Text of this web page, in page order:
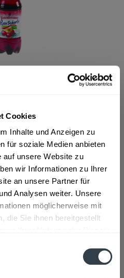
Cookies
Inhalte und Anzeigen zu
für soziale Medien anbieten
auf unsere Website zu
wir Informationen zu Ihrer
an unsere Partner für
Analysen weiter. Unsere
möglicherweise mit
die Sie ihnen bereitgestellt